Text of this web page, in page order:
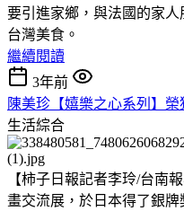
要引進家鄉，與法國的家
台灣美食。
繼續閱讀
3年前
陳美珍【嬉樂之心系列】
生活綜合
【柿子日報記者李玲/台南
畫交流展，於日本得了銀